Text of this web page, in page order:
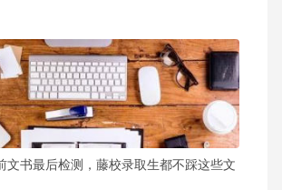
文书最后检测，藤校录取生都不踩这些文